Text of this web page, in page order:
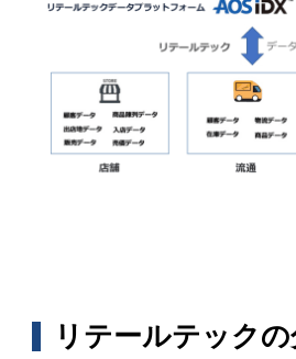
リテールテック